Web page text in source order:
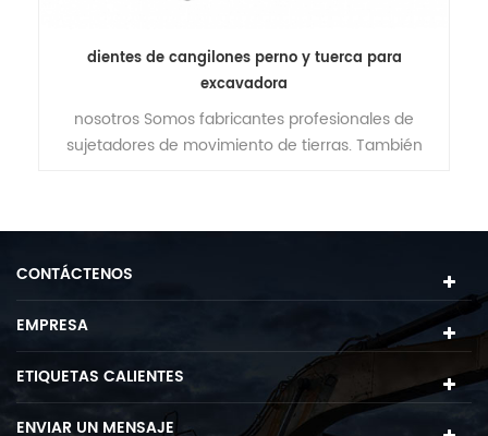
dientes de cangilones perno y tuerca para
excavadora
nosotros Somos fabricantes profesionales de
sujetadores de movimiento de tierras. También
CONTÁCTENOS
EMPRESA
ETIQUETAS CALIENTES
ENVIAR UN MENSAJE